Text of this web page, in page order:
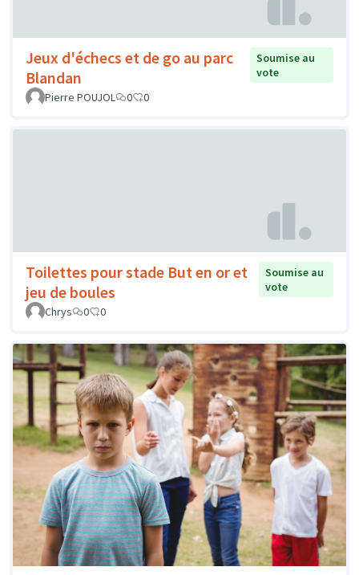
Jeux d'échecs et de go au parc
Blandan
Soumise au
vote
Pierre POUJOL
0 0
Toilettes pour stade But en or et
jeu de boules
Soumise au
vote
Chrys
0 0